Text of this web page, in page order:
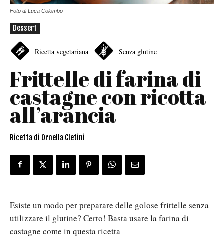
Foto di Luca Colombo
Dessert
Ricetta vegetariana Senza glutine
Frittelle di farina di
castagne con ricotta
all’arancia
Ricetta di Ornella Cletini
Esiste un modo per preparare delle golose frittelle senza
utilizzare il glutine? Certo! Basta usare la farina di
castagne come in questa ricetta